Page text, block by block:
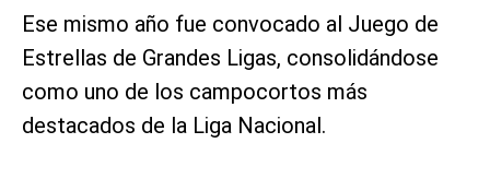
Ese mismo año fue convocado al Juego de
Estrellas de Grandes Ligas, consolidándose
como uno de los campocortos más
destacados de la Liga Nacional.